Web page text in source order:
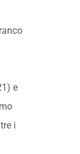
e
i